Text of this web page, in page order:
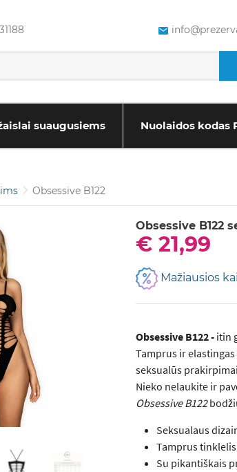
suaugusiems Nuolaidos kodas
Obsessive B122
Obsessive B122
€ 21,99
Mažiausios
Obsessive B122 - itin
Tamprus ir
seksualūs
Nieko nelaukite ir
Obsessive B122
Seksualaus
Tamprus
Su pikantiškais